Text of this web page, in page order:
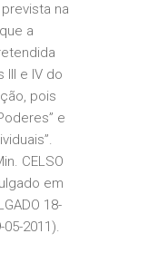
na
a
e IV do
pois
e
CELSO
em
18-
05-2011).